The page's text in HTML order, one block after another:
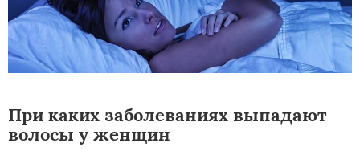
При каких заболеваниях выпадают
волосы у женщин